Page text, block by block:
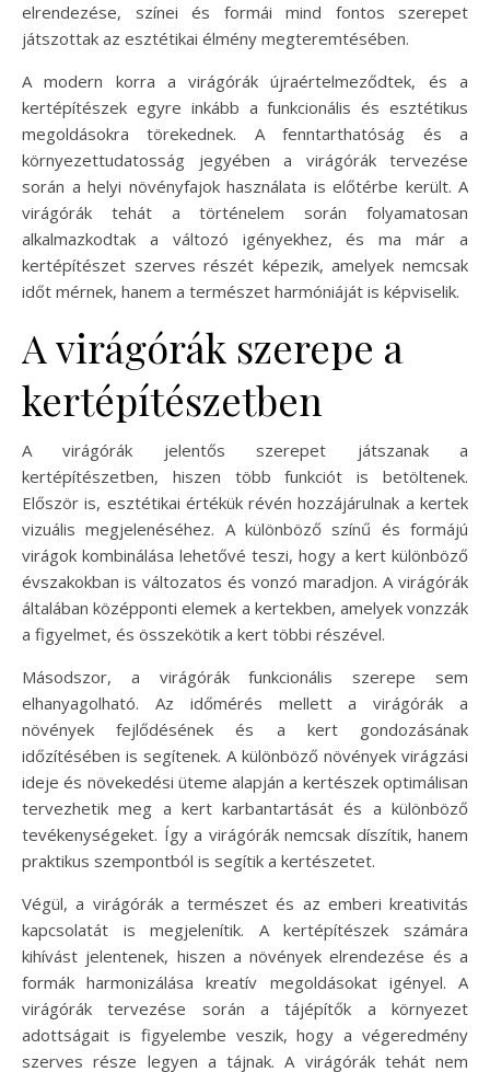
elrendezése, színei és formái mind fontos szerepet
játszottak az esztétikai élmény megteremtésében.
A modern korra a virágórák újraértelmeződtek, és a
kertépítészek egyre inkább a funkcionális és esztétikus
megoldásokra törekednek. A fenntarthatóság és a
környezettudatosság jegyében a virágórák tervezése
során a helyi növényfajok használata is előtérbe került. A
virágórák tehát a történelem során folyamatosan
alkalmazkodtak a változó igényekhez, és ma már a
kertépítészet szerves részét képezik, amelyek nemcsak
időt mérnek, hanem a természet harmóniáját is képviselik.
A virágórák szerepe a
kertépítészetben
A virágórák jelentős szerepet játszanak a
kertépítészetben, hiszen több funkciót is betöltenek.
Először is, esztétikai értékük révén hozzájárulnak a kertek
vizuális megjelenéséhez. A különböző színű és formájú
virágok kombinálása lehetővé teszi, hogy a kert különböző
évszakokban is változatos és vonzó maradjon. A virágórák
általában középponti elemek a kertekben, amelyek vonzzák
a figyelmet, és összekötik a kert többi részével.
Másodszor, a virágórák funkcionális szerepe sem
elhanyagolható. Az időmérés mellett a virágórák a
növények fejlődésének és a kert gondozásának
időzítésében is segítenek. A különböző növények virágzási
ideje és növekedési üteme alapján a kertészek optimálisan
tervezhetik meg a kert karbantartását és a különböző
tevékenységeket. Így a virágórák nemcsak díszítik, hanem
praktikus szempontból is segítik a kertészetet.
Végül, a virágórák a természet és az emberi kreativitás
kapcsolatát is megjelenítik. A kertépítészek számára
kihívást jelentenek, hiszen a növények elrendezése és a
formák harmonizálása kreatív megoldásokat igényel. A
virágórák tervezése során a tájépítők a környezet
adottságait is figyelembe veszik, hogy a végeredmény
szerves része legyen a tájnak. A virágórák tehát nem